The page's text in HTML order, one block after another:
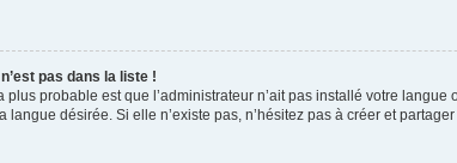
pas dans la liste !
plus probable est que l’administrateur n’ait pas installé votre
langue désirée. Si elle n’existe pas, n’hésitez pas à créer et